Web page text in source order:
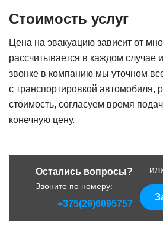
Стоимость услуг
Цена на эвакуацию зависит от
рассчитывается в каждом случае
звонке в компанию мы уточном
с транспортировкой автомобиля,
стоимость, согласуем время
конечную цену.
Остались вопросы?
Звоните по номеру:
+375(29)6095757